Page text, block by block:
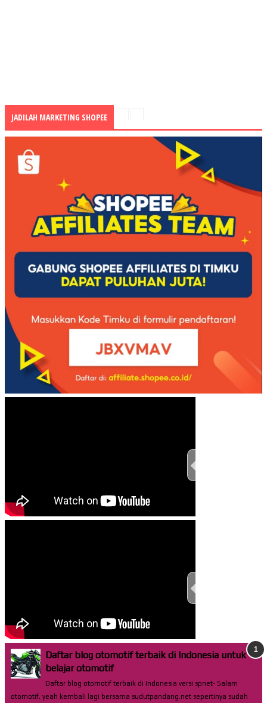
JADILAH MARKETING SHOPEE
Daftar blog otomotif terbaik di Indonesia untuk
belajar otomotif
Daftar blog otomotif terbaik di Indonesia versi spnet- Salam
otomotif, yeah kembali lagi bersama sudutpandang.net sepertinya sudah